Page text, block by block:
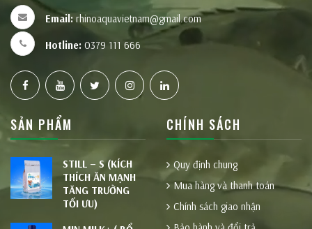
Email: rhinoaquavietnam@gmail.com
Hotline: 0379 111 666
SẢN PHẨM
STILL – S (KÍCH
THÍCH ĂN MẠNH
TĂNG TRƯỞNG
TỐI ƯU)
CHÍNH SÁCH
Quy định chung
Mua hàng và thanh toán
Chính sách giao nhận